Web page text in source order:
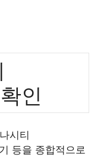
인
시티
등을 종합적으로